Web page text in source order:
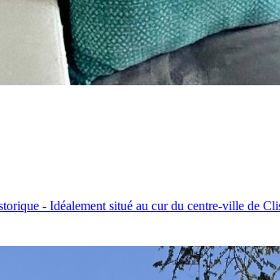
- Idéalement situé au cur du centre-ville de